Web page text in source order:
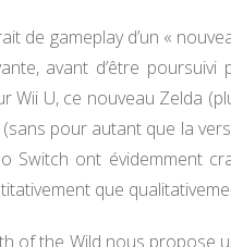
de gameplay d’un «
avant d’être poursuivi
Wii U, ce nouveau Zelda
pour autant que la
Switch ont évidemment
que
of the Wild nous propose